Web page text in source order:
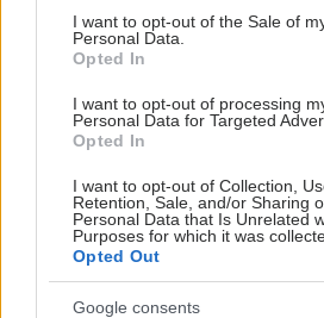
consent section.
I want to opt-out of the Sale of
Personal Data.
Opted In
I want to opt-out of processing
Personal Data for Targeted
Opted In
I want to opt-out of Collection,
Retention, Sale, and/or Sharing
Personal Data that Is Unrelated
Purposes for which it was
Opted Out
Google consents